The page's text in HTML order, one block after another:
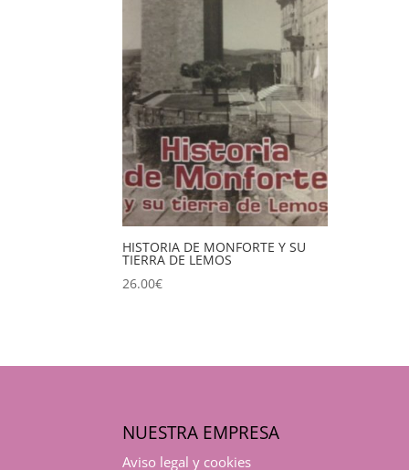
HISTORIA DE MONFORTE Y SU
TIERRA DE LEMOS
26.00€
NUESTRA EMPRESA
Aviso legal y cookies